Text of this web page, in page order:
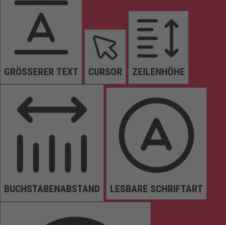
GRÖSSERER TEXT CURSOR ZEILENHÖHE
BUCHSTABENABSTAND LESBARE SCHRIFTART